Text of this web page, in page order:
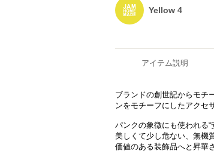
Yellow 4
アイテム説明
ブランドの創世記からモチ
ンをモチーフにしたアクセ
パンクの象徴にも使われる“
美しくて少し危ない、無機
価値のある装飾品へと昇華